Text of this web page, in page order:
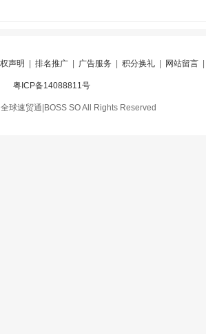
声明 排名推广 广告服务 积分换礼 网站留言
粤ICP备14088811号
球速贸通|BOSS SO All Rights Reserved